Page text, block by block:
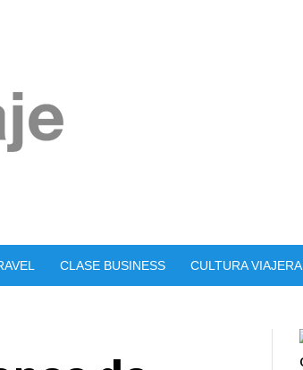
CLASE BUSINESS CULTURA VIAJERA